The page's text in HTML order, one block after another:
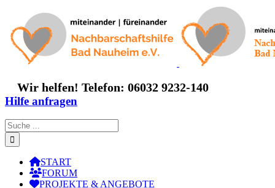
springen
Wir helfen! Telefon: 06032 9232-140
Hilfe anfragen
Suche
nach:
START
FORUM
PROJEKTE & ANGEBOTE